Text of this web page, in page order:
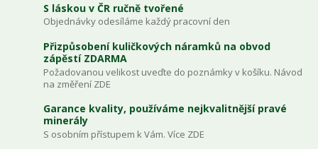
S láskou v ČR ručně tvořené
Objednávky odesíláme každý pracovní den
Přizpůsobení kuličkových náramků na obvod
zápěstí ZDARMA
Požadovanou velikost uveďte do poznámky v košíku. Návod
na změření ZDE
Garance kvality, používáme nejkvalitnější pravé
minerály
S osobním přístupem k Vám. Více ZDE